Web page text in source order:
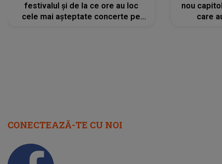
festivalul și de la ce ore au loc
cele mai așteptate concerte pe
nou
care
CONECTEAZĂ-TE CU NOI